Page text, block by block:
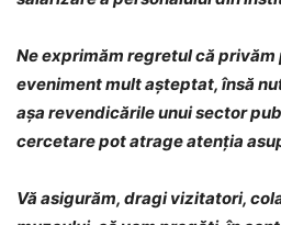
Ne exprimăm regretul că privăm
eveniment mult așteptat, însă
așa revendicările unui sector
cercetare pot atrage atenția
Vă asigurăm, dragi vizitatori,